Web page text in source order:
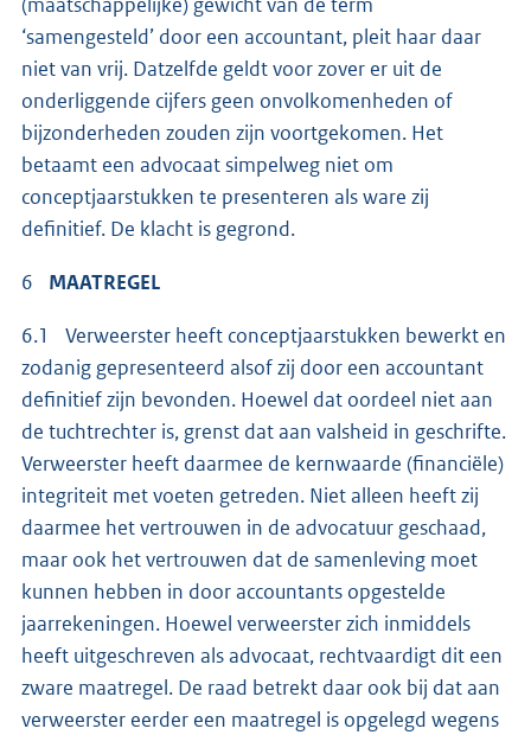
‘samengesteld’ door een accountant, pleit haar daar
niet van vrij. Datzelfde geldt voor zover er uit de
onderliggende cijfers geen onvolkomenheden of
bijzonderheden zouden zijn voortgekomen. Het
betaamt een advocaat simpelweg niet om
conceptjaarstukken te presenteren als ware zij
definitief. De klacht is gegrond.
6 MAATREGEL
6.1 Verweerster heeft conceptjaarstukken bewerkt en
zodanig gepresenteerd alsof zij door een accountant
definitief zijn bevonden. Hoewel dat oordeel niet aan
de tuchtrechter is, grenst dat aan valsheid in geschrifte.
Verweerster heeft daarmee de kernwaarde (financiële)
integriteit met voeten getreden. Niet alleen heeft zij
daarmee het vertrouwen in de advocatuur geschaad,
maar ook het vertrouwen dat de samenleving moet
kunnen hebben in door accountants opgestelde
jaarrekeningen. Hoewel verweerster zich inmiddels
heeft uitgeschreven als advocaat, rechtvaardigt dit een
zware maatregel. De raad betrekt daar ook bij dat aan
verweerster eerder een maatregel is opgelegd wegens